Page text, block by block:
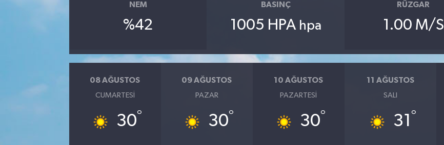
NEM
%42
BASINÇ
1005 HPA hpa
RÜZGAR
1.00 M/S
08 AĞUSTOS
CUMARTESI
30°
09 AĞUSTOS
PAZAR
30°
10 AĞUSTOS
PAZARTESI
30°
11 AĞUSTOS
SALI
31 °